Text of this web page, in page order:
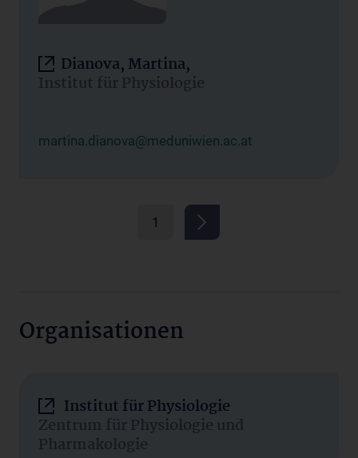
Dianova, Martina,
Institut für Physiologie
martina.dianova@meduniwien.ac.at
1
Organisationen
Institut für Physiologie
Zentrum für Physiologie und
Pharmakologie